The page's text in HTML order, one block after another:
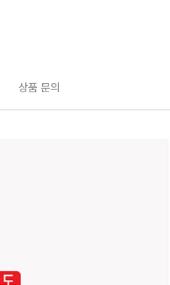
상품 문의